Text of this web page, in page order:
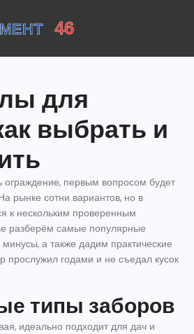
для
выбрать и
первым вопросом будет
рынке сотни вариантов, но в
к нескольким проверенным
разберём самые популярные
а также дадим практические
прослужил годами и не съедал кусок
типы заборов
идеально подходит для дач и